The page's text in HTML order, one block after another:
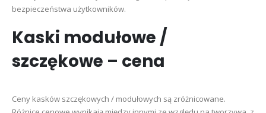
bezpieczeństwa użytkowników.
Kaski modułowe /
szczękowe – cena
Ceny kasków szczękowych / modułowych są zróżnicowane.